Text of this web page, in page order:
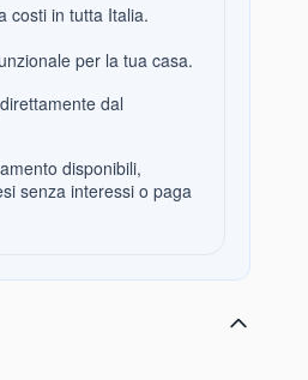
costi in tutta Italia.
per la tua casa.
dal
disponibili,
senza interessi o paga